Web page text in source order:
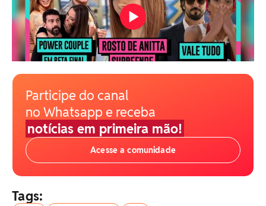
Participe do canal
no Whatsapp e receba
notícias em primeira mão!
Acesse a comunidade
Tags: